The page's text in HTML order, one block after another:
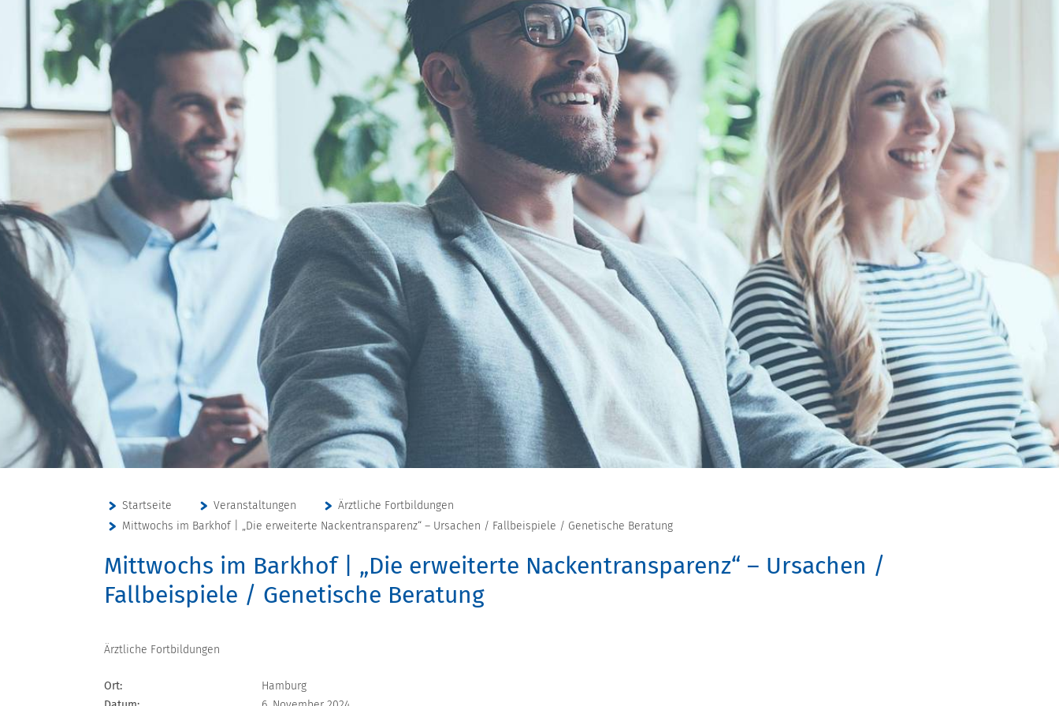
Startseite Veranstaltungen
Ärztliche Fortbildungen
Mittwochs im Barkhof | „Die erweiterte Nackentransparenz“ – Ursachen / Fallbeispiele / Genetische Beratung
Mittwochs im Barkhof | „Die erweiterte Nackentransparenz“ – Ursachen /
Fallbeispiele / Genetische Beratung
Ärztliche Fortbildungen
Ort:
Hamburg